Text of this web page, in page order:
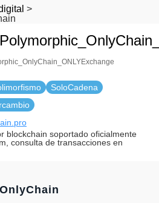
>
SoloCadena
blockchain soportado oficialmente
consulta de transacciones en